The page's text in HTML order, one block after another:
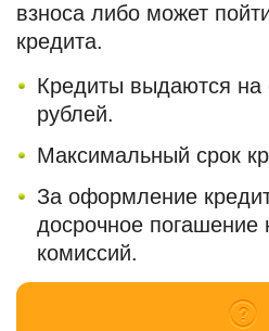
взноса либо может
кредита.
Кредиты выдаются на
рублей.
Максимальный срок
За оформление
досрочное погашение
комиссий.